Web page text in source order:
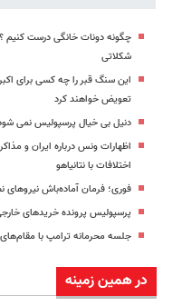
چگونه دونات خانگی درست کنیم
شکلاتی
این سنگ قبر را چه کسی برای
تعویض خواهند کرد
دنیل بی خیال پرسپولیس نمی
اظهارات ونس درباره ایران و
اختلافات با نتانیاهو
فوری؛ فرمان آماده‌باش
پرسپولیس پرونده خریدهای
جلسه محرمانه ترامپ با مقام‌های
در همین زمینه